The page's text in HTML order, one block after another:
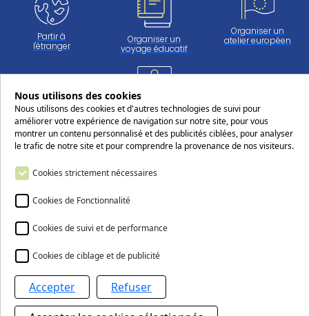
Partir à
l'étranger
Organiser un
voyage éducatif
Organiser un
atelier européen
Travailler
au CERS
Suivez-nous sur les réseaux sociaux
Nous contacter
Le Centre européen Robert Schuman
Nous utilisons des cookies
Nous utilisons des cookies et d'autres technologies de suivi pour
améliorer votre expérience de navigation sur notre site, pour vous
montrer un contenu personnalisé et des publicités ciblées, pour analyser
le trafic de notre site et pour comprendre la provenance de nos visiteurs.
Cookies strictement nécessaires
Cookies de Fonctionnalité
Cookies de suivi et de performance
Cookies de ciblage et de publicité
Accepter Refuser